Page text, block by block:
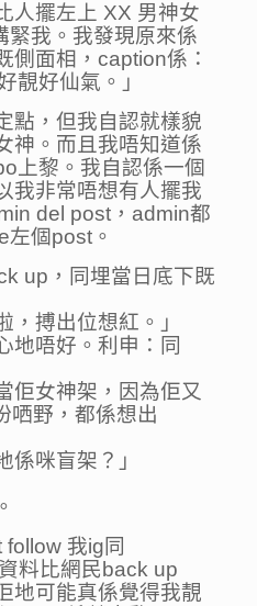
人擺左上 XX 男神女
緊我。我發現原來係
側面相，caption係：
靚好仙氣。」
點，但我自認就樣貌
神。而且我唔知道係
上黎。我自認係一個
我非常唔想有人擺我
del post，admin都
左個post。
up，同埋當日底下既
，搏出位想紅。」
地唔好。利申：同
佢女神架，因為佢又
哂野，都係想出
係咪盲架？」
我ig同
料比網民back up
地可能真係覺得我靚